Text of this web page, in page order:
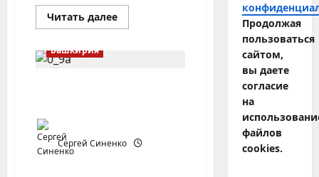
Читать далееПрочитать
больше
Башкирия
Сергей Синенко
Продолжая
пользоваться
сайтом,
вы даете
согласие
на
файлов
cookies.